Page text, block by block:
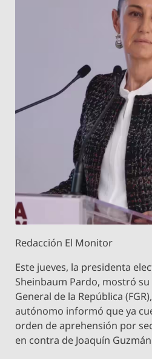
Redacción El Monitor
Este jueves, la presidenta
Sheinbaum Pardo, mostró su
General de la República
autónomo informó que ya
orden de aprehensión por
en contra de Joaquín